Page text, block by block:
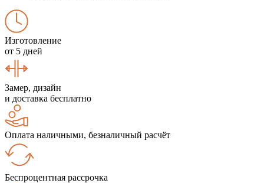
Изготовление
от 5 дней
Замер, дизайн
и доставка бесплатно
Оплата наличными, безналичный расчёт
Беспроцентная рассрочка